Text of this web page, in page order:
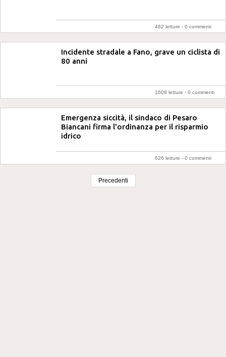
462 letture - 0 commenti
Incidente stradale a Fano, grave un ciclista di
80 anni
1608 letture - 0 commenti
Emergenza siccità, il sindaco di Pesaro
Biancani firma l'ordinanza per il risparmio
idrico
626 letture - 0 commenti
Precedenti